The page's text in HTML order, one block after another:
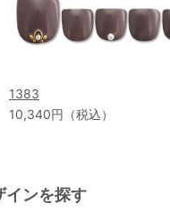
1383
10,340円（税込）
インを探す